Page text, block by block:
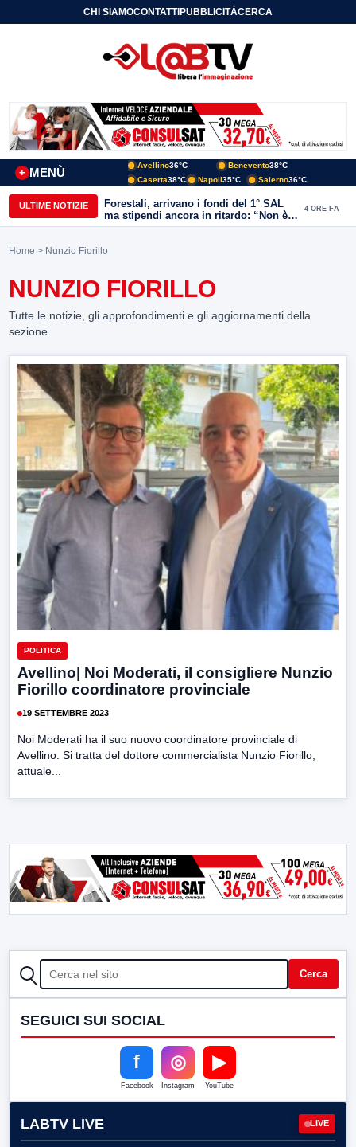
CHI SIAMOCONTATTIPUBBLICITÀCERCA
MENÙ
+
Avellino36°C Benevento38°C
Caserta38°C Napoli35°C Salerno36°C
ULTIME NOTIZIE
Forestali, arrivano i fondi del 1° SAL
ma stipendi ancora in ritardo: “Non è
più sostenibile”
4 ORE FA
Home > Nunzio Fiorillo
NUNZIO FIORILLO
Tutte le notizie, gli approfondimenti e gli aggiornamenti della
sezione.
POLITICA
Avellino| Noi Moderati, il consigliere Nunzio
Fiorillo coordinatore provinciale
19 SETTEMBRE 2023
Noi Moderati ha il suo nuovo coordinatore provinciale di
Avellino. Si tratta del dottore commercialista Nunzio Fiorillo,
attuale...
CERCA Cerca
SEGUICI SUI SOCIAL
f
Facebook
◎
Instagram
▶
YouTube
LABTV LIVE LIVE